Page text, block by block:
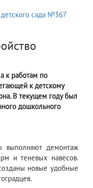
к работам по
к детскому
В текущем году был
дошкольного
выполняют демонтаж
и теневых навесов.
новые удобные